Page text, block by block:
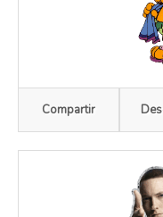
Compartir